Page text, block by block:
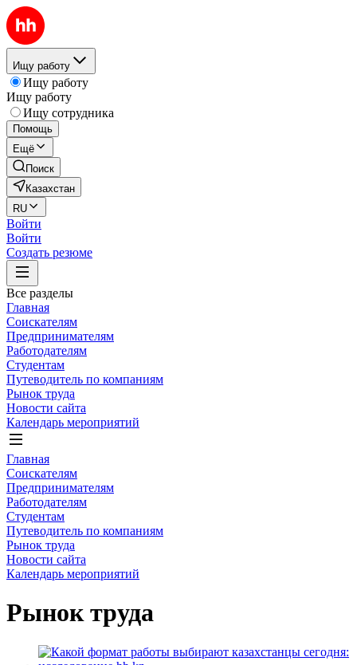
Ищу работу
Ищу работу
Ищу работу
Ищу сотрудника
Помощь
Ещё
Поиск
Казахстан
RU
Войти
Войти
Создать резюме
Все разделы
Главная
Соискателям
Предпринимателям
Работодателям
Студентам
Путеводитель по компаниям
Рынок труда
Новости сайта
Календарь мероприятий
Главная
Соискателям
Предпринимателям
Работодателям
Студентам
Путеводитель по компаниям
Рынок труда
Новости сайта
Календарь мероприятий
Рынок труда